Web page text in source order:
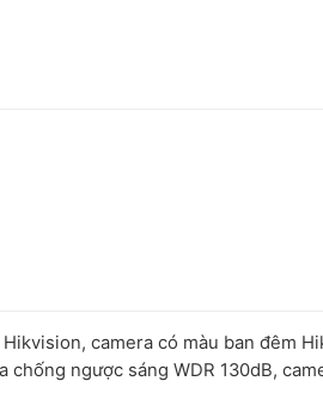
camera có màu ban đêm
ngược sáng WDR 130dB,